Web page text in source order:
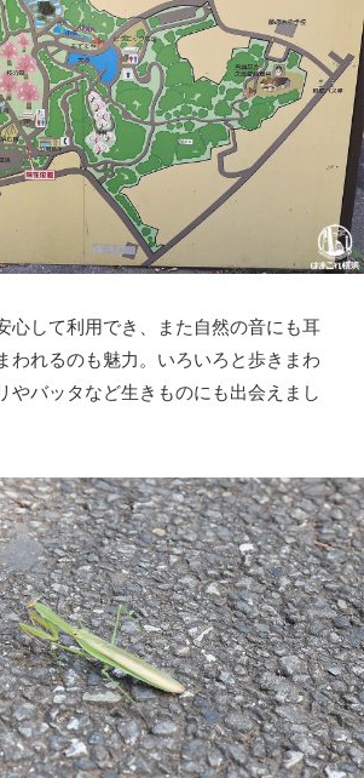
心して利用でき、また自然の音にも耳
われるのも魅力。いろいろと歩きまわ
やバッタなど生きものにも出会えまし